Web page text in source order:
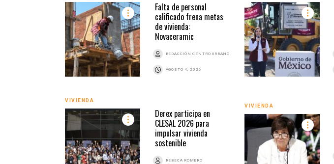
Falta de personal
calificado frena metas
de vivienda:
Novaceramic
REDACCIÓN CENTRO URBANO
AGOSTO 4, 2026
VIVIENDA
Derex participa en
CLESAL 2026 para
impulsar vivienda
sostenible
REBECA ROMERO
VIVIENDA